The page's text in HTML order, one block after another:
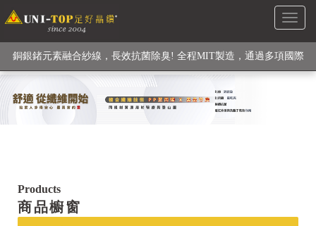
Toggle
級高性能纖維素材), 機能貼身衣物No. 1
銅銀鍺元素融合紗線，長效抗菌除臭! 全程MIT製造，通過多項國際
檢驗
【快來點我】H型銅銀纖維長效PP能量護膝! 支撐. 包覆感. 超透氣.
Products
商品櫥窗